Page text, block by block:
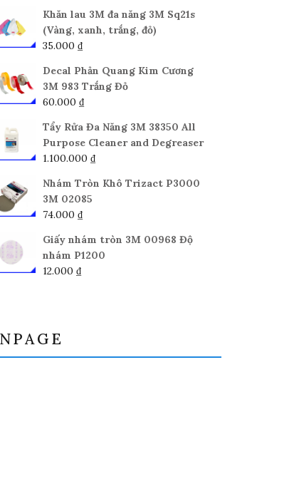
Khăn lau 3M đa năng 3M Sq21s
(Vàng, xanh, trắng, đỏ)
35.000 ₫
Decal Phản Quang Kim Cương
3M 983 Trắng Đỏ
60.000 ₫
Tẩy Rửa Đa Năng 3M 38350 All
Purpose Cleaner and Degreaser
1.100.000 ₫
Nhám Tròn Khô Trizact P3000
3M 02085
74.000 ₫
Giấy nhám tròn 3M 00968 Độ
nhám P1200
12.000 ₫